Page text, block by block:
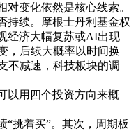
变化依然是核心线索。
持续。摩根士丹利基金权
经济大幅复苏或AI出现
，后续大概率以时间换
不减速，科技板块的调
以用四个投资方向来概
“挑着买”。其次，周期板